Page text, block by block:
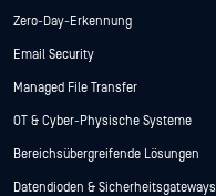
Zero-Day-Erkennung
Email Security
Managed File Transfer
OT & Cyber-Physische Systeme
Bereichsübergreifende Lösungen
Datendioden & Sicherheitsgateways